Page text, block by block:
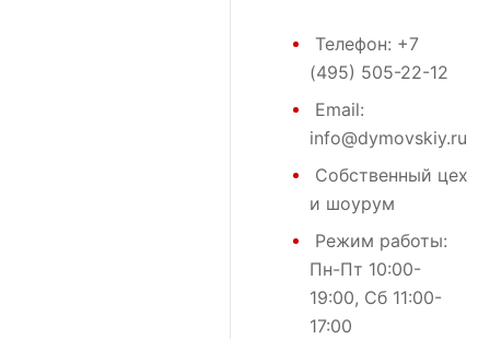
Телефон: +7
(495) 505-22-12
Email:
info@dymovskiy.ru
Собственный цех
и шоурум
Режим работы:
Пн-Пт 10:00-
19:00, Сб 11:00-
17:00